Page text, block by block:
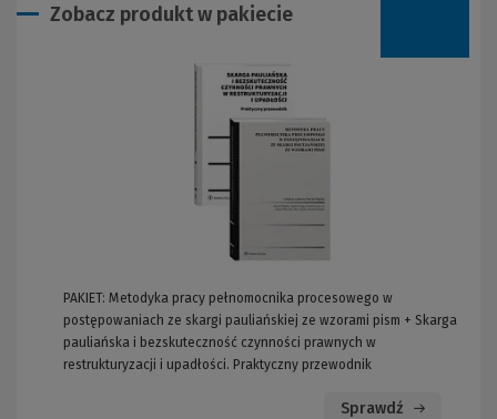
Zobacz produkt w pakiecie
PAKIET: Metodyka pracy pełnomocnika procesowego w
postępowaniach ze skargi pauliańskiej ze wzorami pism + Skarga
pauliańska i bezskuteczność czynności prawnych w
restrukturyzacji i upadłości. Praktyczny przewodnik
Sprawdź